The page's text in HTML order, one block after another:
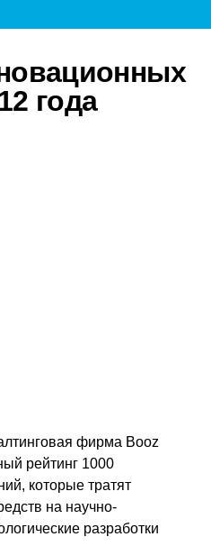
года
фирма Booz
рейтинг 1000
которые тратят
на научно-
разработки